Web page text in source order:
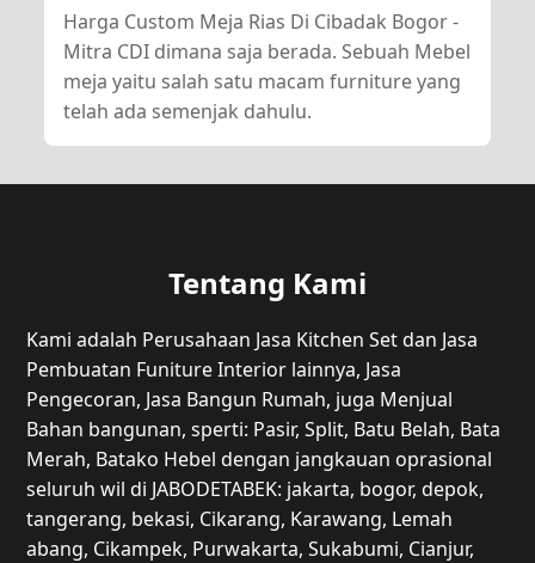
Harga Custom Meja Rias Di Cibadak Bogor -
Mitra CDI dimana saja berada. Sebuah Mebel
meja yaitu salah satu macam furniture yang
telah ada semenjak dahulu.
Tentang Kami
Kami adalah Perusahaan Jasa Kitchen Set dan Jasa
Pembuatan Funiture Interior lainnya, Jasa
Pengecoran, Jasa Bangun Rumah, juga Menjual
Bahan bangunan, sperti: Pasir, Split, Batu Belah, Bata
Merah, Batako Hebel dengan jangkauan oprasional
seluruh wil di JABODETABEK: jakarta, bogor, depok,
tangerang, bekasi, Cikarang, Karawang, Lemah
abang, Cikampek, Purwakarta, Sukabumi, Cianjur,